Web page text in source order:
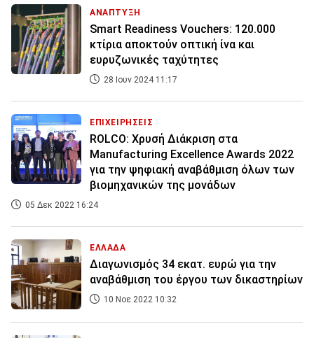
ΑΝΑΠΤΥΞΗ
Smart Readiness Vouchers: 120.000
κτίρια αποκτούν οπτική ίνα και
ευρυζωνικές ταχύτητες
28 Ιουν 2024 11:17
ΕΠΙΧΕΙΡΗΣΕΙΣ
ROLCO: Xρυσή Διάκριση στα
Manufacturing Excellence Awards 2022
για την ψηφιακή αναβάθμιση όλων των
βιομηχανικών της μονάδων
05 Δεκ 2022 16:24
ΕΛΛΑΔΑ
Διαγωνισμός 34 εκατ. ευρώ για την
αναβάθμιση του έργου των δικαστηρίων
10 Νοε 2022 10:32